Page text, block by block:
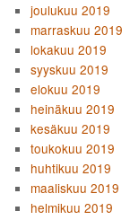
joulukuu 2019
marraskuu 2019
lokakuu 2019
syyskuu 2019
elokuu 2019
heinäkuu 2019
kesäkuu 2019
toukokuu 2019
huhtikuu 2019
maaliskuu 2019
helmikuu 2019